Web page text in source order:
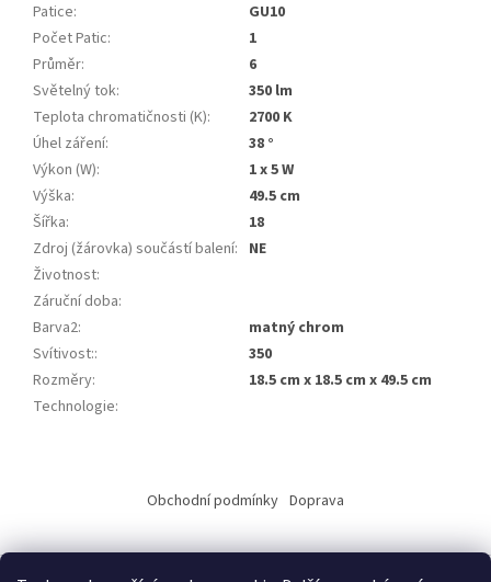
Patice:
GU10
Počet Patic:
1
Průměr:
6
Světelný tok:
350 lm
Teplota chromatičnosti (K):
2700 K
Úhel záření:
38 °
Výkon (W):
1 x 5 W
Výška:
49.5 cm
Šířka:
18
Zdroj (žárovka) součástí balení: NE
Životnost:
Záruční doba:
Barva2:
matný chrom
Svítivost::
350
Rozměry:
18.5 cm x 18.5 cm x 49.5 cm
Technologie:
a
t
Obchodní podmínky Doprava